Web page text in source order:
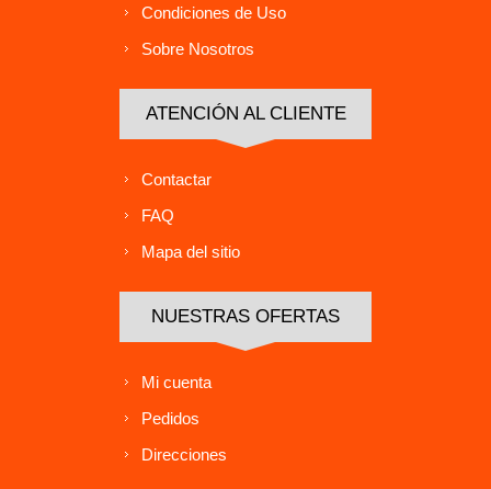
Condiciones de Uso
Sobre Nosotros
ATENCIÓN AL CLIENTE
Contactar
FAQ
Mapa del sitio
NUESTRAS OFERTAS
Mi cuenta
Pedidos
Direcciones